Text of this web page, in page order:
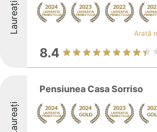
Laureați Arată
8.4
Laureați
Pensiunea Casa Sorriso